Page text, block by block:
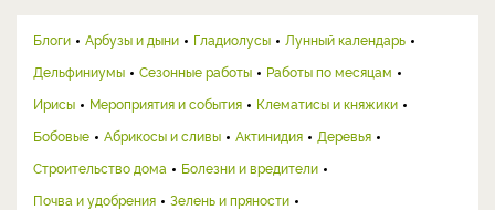
Блоги Арбузы и дыни Гладиолусы
Лунный календарь
Дельфиниумы
Сезонные работы
Работы по месяцам
Ирисы
Мероприятия и события
Клематисы и княжики
Бобовые
Абрикосы и сливы Актинидия
Деревья
Строительство дома
Болезни и вредители
Почва и удобрения
Зелень и пряности